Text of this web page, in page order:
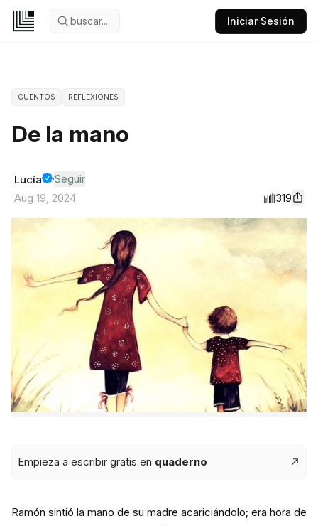
buscar... Iniciar Sesión
CUENTOS REFLEXIONES
De la mano
Lucía
Seguir
Aug 19, 2024
319
Empieza a escribir gratis en quaderno
Ramón sintió la mano de su madre acariciándolo; era hora de